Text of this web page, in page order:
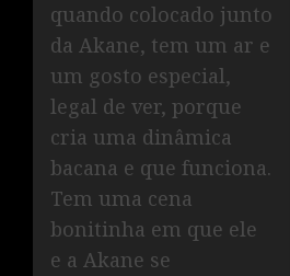
quando colocado junto
da Akane, tem um ar e
um gosto especial,
legal de ver, porque
cria uma dinâmica
bacana e que funciona.
Tem uma cena
bonitinha em que ele
e a Akane se